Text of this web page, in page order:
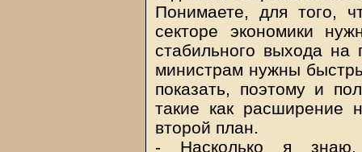
Понимаете, для того,
секторе экономики
стабильного выхода
министрам нужны
показать, поэтому и
такие как расширение
второй план.
- Насколько я знаю,